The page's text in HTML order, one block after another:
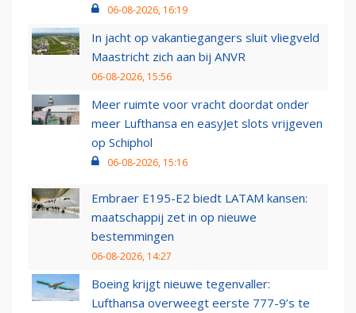
06-08-2026, 16:19
In jacht op vakantiegangers sluit vliegveld
Maastricht zich aan bij ANVR
06-08-2026, 15:56
Meer ruimte voor vracht doordat onder
meer Lufthansa en easyJet slots vrijgeven
op Schiphol
06-08-2026, 15:16
Embraer E195-E2 biedt LATAM kansen:
maatschappij zet in op nieuwe
bestemmingen
06-08-2026, 14:27
Boeing krijgt nieuwe tegenvaller:
Lufthansa overweegt eerste 777-9’s te